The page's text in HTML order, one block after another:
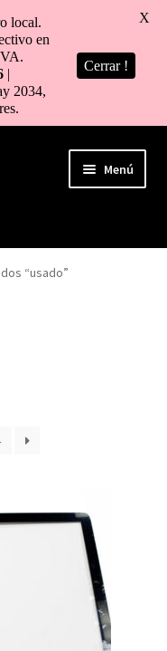
Menú
“usado”
local.
en
|
2034,
Cerrar !
X